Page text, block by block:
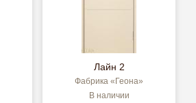
Лайн 2
Фабрика «Геона»
В наличии